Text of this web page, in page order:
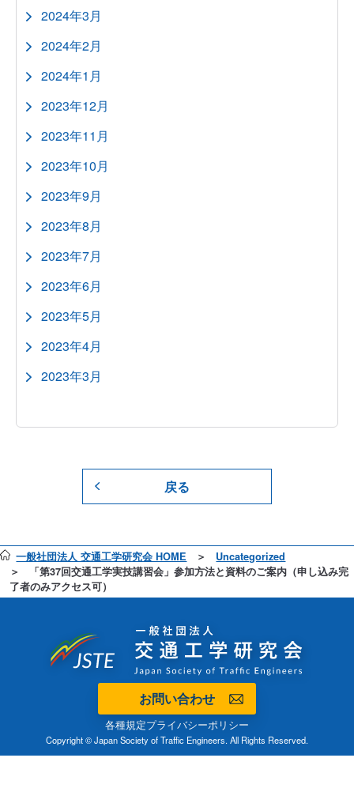
2024年3月
2024年2月
2024年1月
2023年12月
2023年11月
2023年10月
2023年9月
2023年8月
2023年7月
2023年6月
2023年5月
2023年4月
2023年3月
戻る
一般社団法人 交通工学研究会 HOME
Uncategorized
「第37回交通工学実技講習会」参加方法と資料のご案内（申し込み完
了者のみアクセス可）
お問い合わせ
各種規定プライバシーポリシー
Copyright © Japan Society of Traffic Engineers. All Rights Reserved.